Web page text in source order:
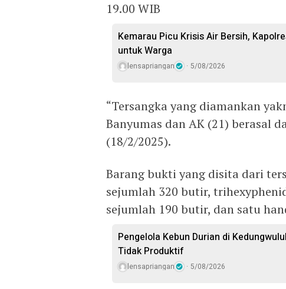
19.00 WIB
Kemarau Picu Krisis Air Bersih,
untuk Warga
lensapriangan 5/08/2026
“Tersangka yang diamankan
Banyumas dan AK (21) berasal
(18/2/2025).
Barang bukti yang disita dari
sejumlah 320 butir,
sejumlah 190 butir, dan satu
Pengelola Kebun Durian di
Tidak Produktif ‎
lensapriangan 5/08/2026